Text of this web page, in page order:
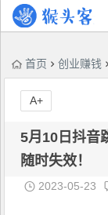
首页 创业赚钱
5月10日抖音
随时失效！
2023-05-23
A+